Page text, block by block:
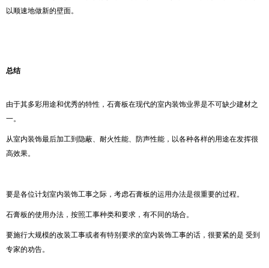
以顺速地做新的壁面。
总结
由于其多彩用途和优秀的特性，石膏板在现代的室内装饰业界是不可缺少建材之
一。
从室内装饰最后加工到隐蔽、耐火性能、防声性能，以各种各样的用途在发挥很
高效果。
要是各位计划室内装饰工事之际，考虑石膏板的运用办法是很重要的过程。
石膏板的使用办法，按照工事种类和要求，有不同的场合。
要施行大规模的改装工事或者有特别要求的室内装饰工事的话，很要紧的是 受到
专家的劝告。